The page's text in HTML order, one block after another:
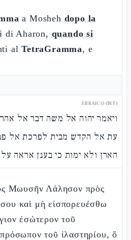
a Mosheh dopo la
di Aharon, quando si
alTetraGramma, e
EBRAICO (MT)
ויאמר יהוה אל משה דבר אל
עת אל הקדש מבית לפרכת אל
הארן ולא ימות כי בענן אראה
Μωυσῆν Λάλησον πρὸς
καὶ μὴ εἰσπορευέσθω
ἐσώτερον τοῦ
τοῦ ἱλαστηρίου, ὅ